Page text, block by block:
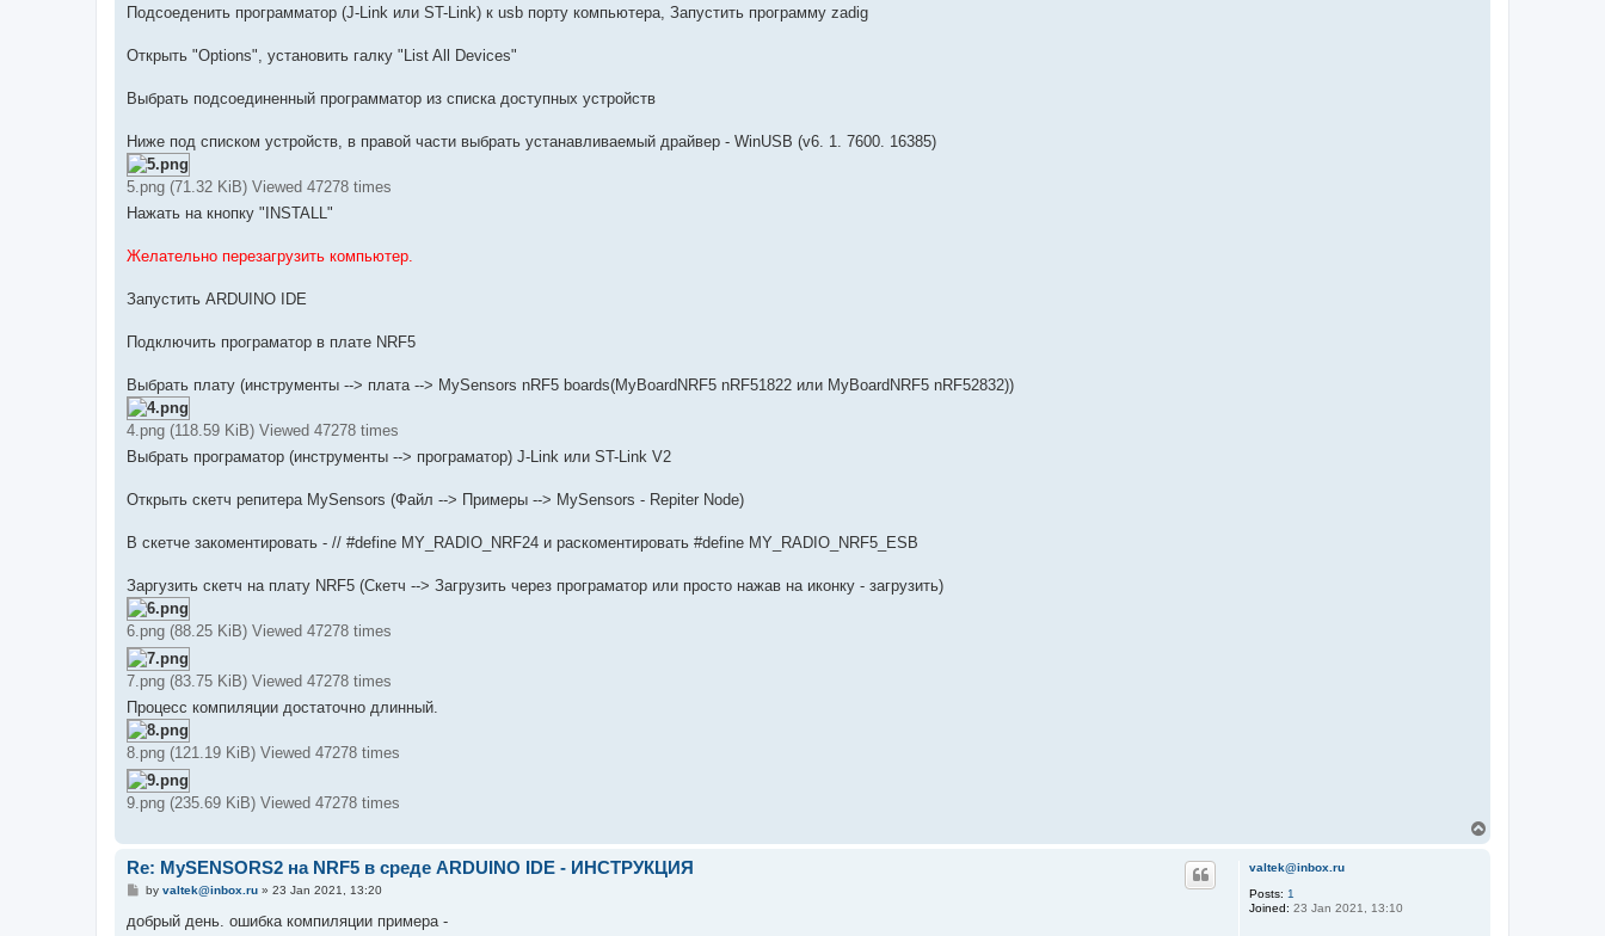
Подсоеденить программатор (J-Link или ST-Link) к usb порту компьютера, Запустить программу zadig
Открыть "Options", установить галку "List All Devices"
Выбрать подсоединенный программатор из списка доступных устройств
Ниже под списком устройств, в правой части выбрать устанавливаемый драйвер - WinUSB (v6. 1. 7600. 16385)
5.png (71.32 KiB) Viewed 47278 times
Нажать на кнопку "INSTALL"
Желательно перезагрузить компьютер.
Запустить ARDUINO IDE
Подключить програматор в плате NRF5
Выбрать плату (инструменты --> плата --> MySensors nRF5 boards(MyBoardNRF5 nRF51822 или MyBoardNRF5 nRF52832))
4.png (118.59 KiB) Viewed 47278 times
Выбрать програматор (инструменты --> програматор) J-Link или ST-Link V2
Открыть скетч репитера MySensors (Файл --> Примеры --> MySensors - Repiter Node)
В скетче закоментировать - // #define MY_RADIO_NRF24 и раскоментировать #define MY_RADIO_NRF5_ESB
Заргузить скетч на плату NRF5 (Скетч --> Загрузить через програматор или просто нажав на иконку - загрузить)
6.png (88.25 KiB) Viewed 47278 times
7.png (83.75 KiB) Viewed 47278 times
Процесс компиляции достаточно длинный.
8.png (121.19 KiB) Viewed 47278 times
9.png (235.69 KiB) Viewed 47278 times
valtek@inbox.ru
Posts: 1
Joined: 23 Jan 2021, 13:10
Re: MySENSORS2 на NRF5 в среде ARDUINO IDE - ИНСТРУКЦИЯ
P
s
by valtek@inbox.ru» 23 Jan 2021, 13:20
добрый день. ошибка компиляции примера -